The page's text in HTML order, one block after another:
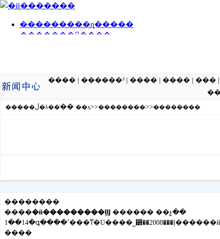
���� ������³ ���� ���� ���
�����ڵ�λ���� ��ҳ>>��������>>��������
��������
�����й���������Ϣ ������ ��չ��
����